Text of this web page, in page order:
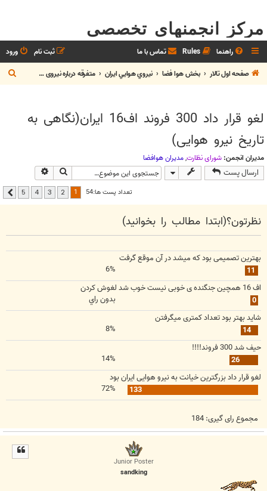
مرکز انجمنهای تخصصی
راهنما Rules تماس با ما ورود
ثبت نام
صفحه اول تالار
بخش هوا فضا نيروي هوايي ايران متفرقه درباره نیروی هوایی
ج
س
لغو قرار داد 300 فروند اف16 ایران(نگاهی به
تاریخ نیرو هوایی)
مدیران انجمن: شوراي نظارت,مديران هوافضا
ارسال پست جستجو
تعداد پست ها:54 2
3
4
5 بعدی
نظرتون؟(ابتدا مطالب را بخوانید)
بهترین تصمیمی بود که میشد در آن موقع گرفت
11
6%
اف 16 همچین جنگنده ی خوبی نیست خوب شد لغوش کردن
0
بدون راي
شاید بهتر بود تعداد کمتری میگرفتن
14
8%
حیف شد 300 فروند!!!!
26
14%
لغو قرار داد بزرگترین خیانت به نیرو هوایی ایران بود
133
72%
مجموع رای گیری:184
Junior Poster
sandking